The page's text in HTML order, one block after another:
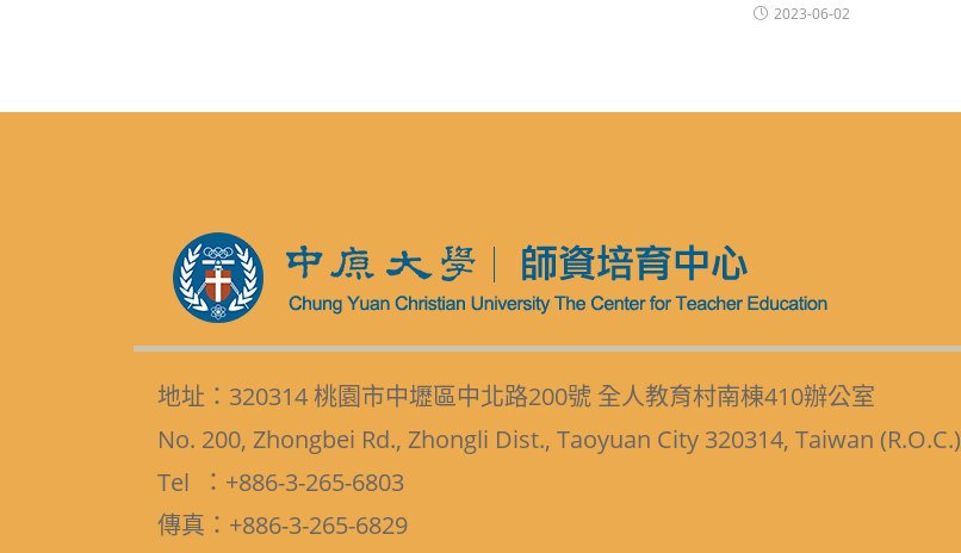
2023-06-02
地址：320314 桃園市中壢區中北路200號 全人教育村南棟410辦公室
No. 200, Zhongbei Rd., Zhongli Dist., Taoyuan City 320314, Taiwan (R.O.C.)
Tel ：+886-3-265-6803
傳真：+886-3-265-6829